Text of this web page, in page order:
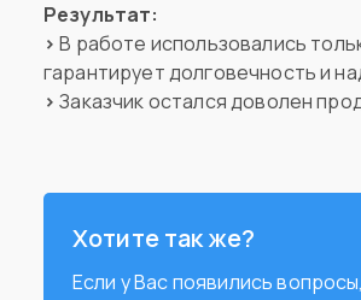
Результат:
> В работе использовались
гарантирует долговечность и
>Заказчик остался доволен
Хотите так же?
Если у Вас появились